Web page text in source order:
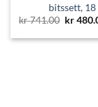
bitssett, 18
kr741.00
var:
kr